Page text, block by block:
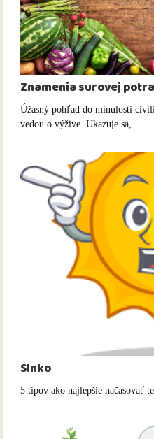
Znamenia surovej
Úžasný pohľad do minulosti
vedou o výžive. Ukazuje sa,…
Slnko
5 tipov ako najlepšie načasovať